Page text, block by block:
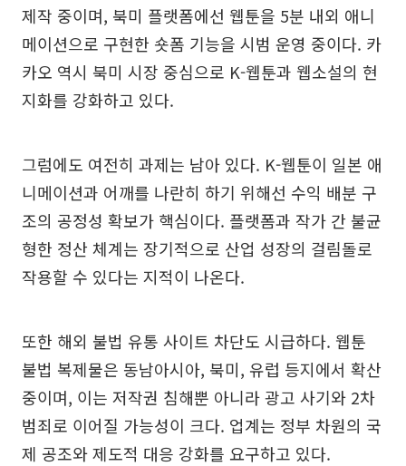
제작 중이며, 북미 플랫폼에선 웹툰을 5분 내외 애니
메이션으로 구현한 숏폼 기능을 시범 운영 중이다. 카
카오 역시 북미 시장 중심으로 K-웹툰과 웹소설의 현
지화를 강화하고 있다.
그럼에도 여전히 과제는 남아 있다. K-웹툰이 일본 애
니메이션과 어깨를 나란히 하기 위해선 수익 배분 구
조의 공정성 확보가 핵심이다. 플랫폼과 작가 간 불균
형한 정산 체계는 장기적으로 산업 성장의 걸림돌로
작용할 수 있다는 지적이 나온다.
또한 해외 불법 유통 사이트 차단도 시급하다. 웹툰
불법 복제물은 동남아시아, 북미, 유럽 등지에서 확산
중이며, 이는 저작권 침해뿐 아니라 광고 사기와 2차
범죄로 이어질 가능성이 크다. 업계는 정부 차원의 국
제 공조와 제도적 대응 강화를 요구하고 있다.